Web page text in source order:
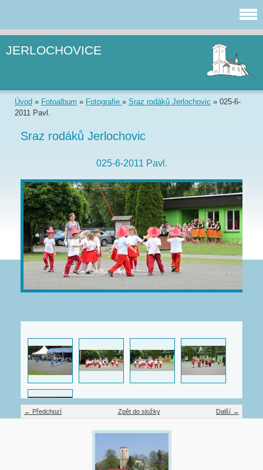
JERLOCHOVICE
Úvod » Fotoalbum » Fotografie » Sraz rodáků Jerlochovic » 025-6-
2011 Pavl.
Sraz rodáků Jerlochovic
025-6-2011 Pavl.
← Předchozí Další →
Zpět do složky